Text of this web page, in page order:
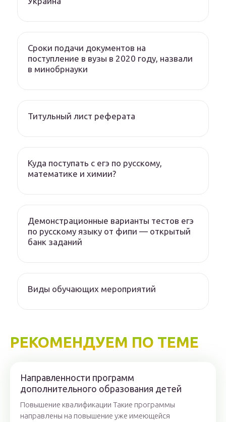
Сроки подачи документов на
поступление в вузы в 2020 году, назвали
в минобрнауки
Титульный лист реферата
Куда поступать с егэ по русскому,
математике и химии?
Демонстрационные варианты тестов егэ
по русскому языку от фипи — открытый
банк заданий
Виды обучающих мероприятий
РЕКОМЕНДУЕМ ПО ТЕМЕ
Направленности программ
дополнительного образования детей
Повышение квалификации Такие программы
направлены на повышение уже имеющейся